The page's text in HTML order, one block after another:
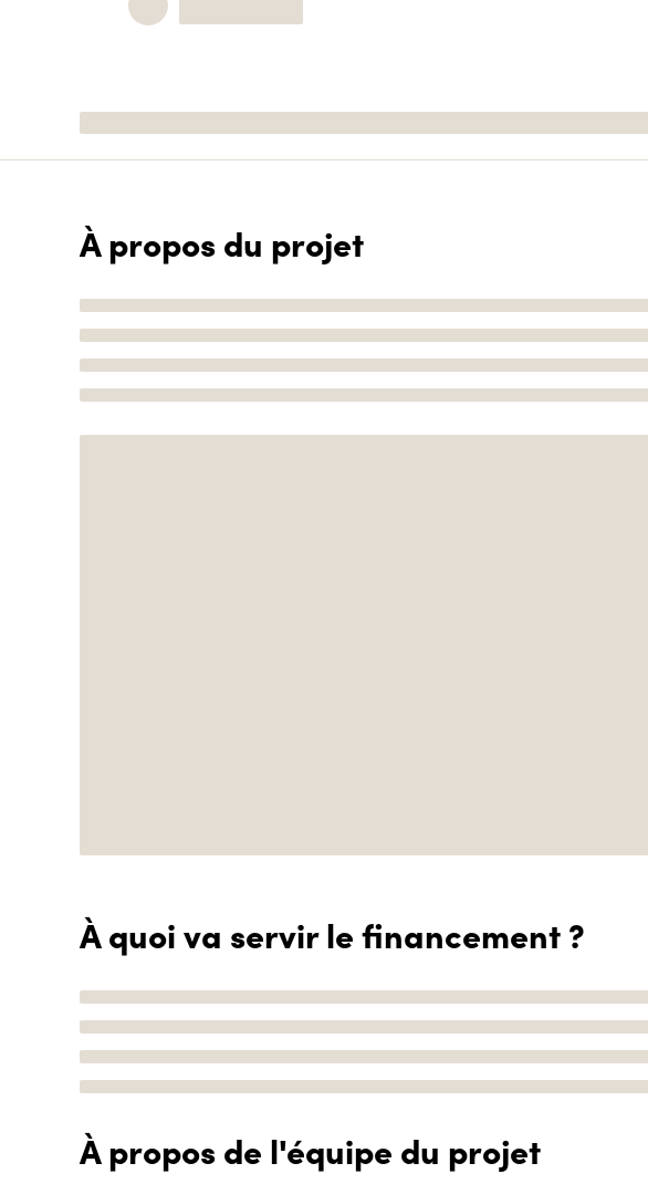
À propos du projet
À quoi va servir le financement ?
À propos de l'équipe du projet